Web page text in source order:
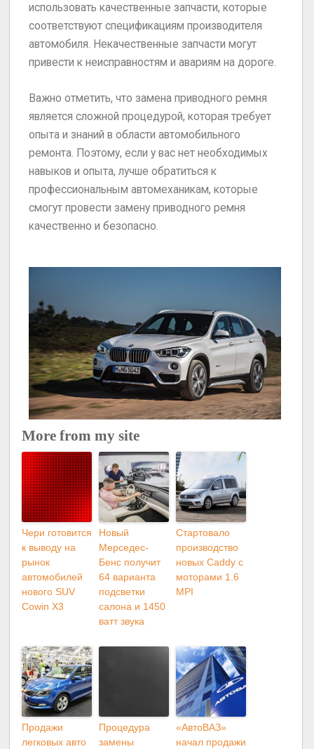
использовать качественные запчасти, которые
соответствуют спецификациям производителя
автомобиля. Некачественные запчасти могут
привести к неисправностям и авариям на дороге.
Важно отметить, что замена приводного ремня
является сложной процедурой, которая требует
опыта и знаний в области автомобильного
ремонта. Поэтому, если у вас нет необходимых
навыков и опыта, лучше обратиться к
профессиональным автомеханикам, которые
смогут провести замену приводного ремня
качественно и безопасно.
More from my site
Чери готовится
к выводу на
рынок
автомобилей
нового SUV
Cowin X3
Новый
Мерседес-
Бенс получит
64 варианта
подсветки
салона и 1450
ватт звука
Стартовало
производство
новых Caddy с
моторами 1.6
MPI
Продажи
легковых авто
Процедура
замены
«АвтоВАЗ»
начал продажи